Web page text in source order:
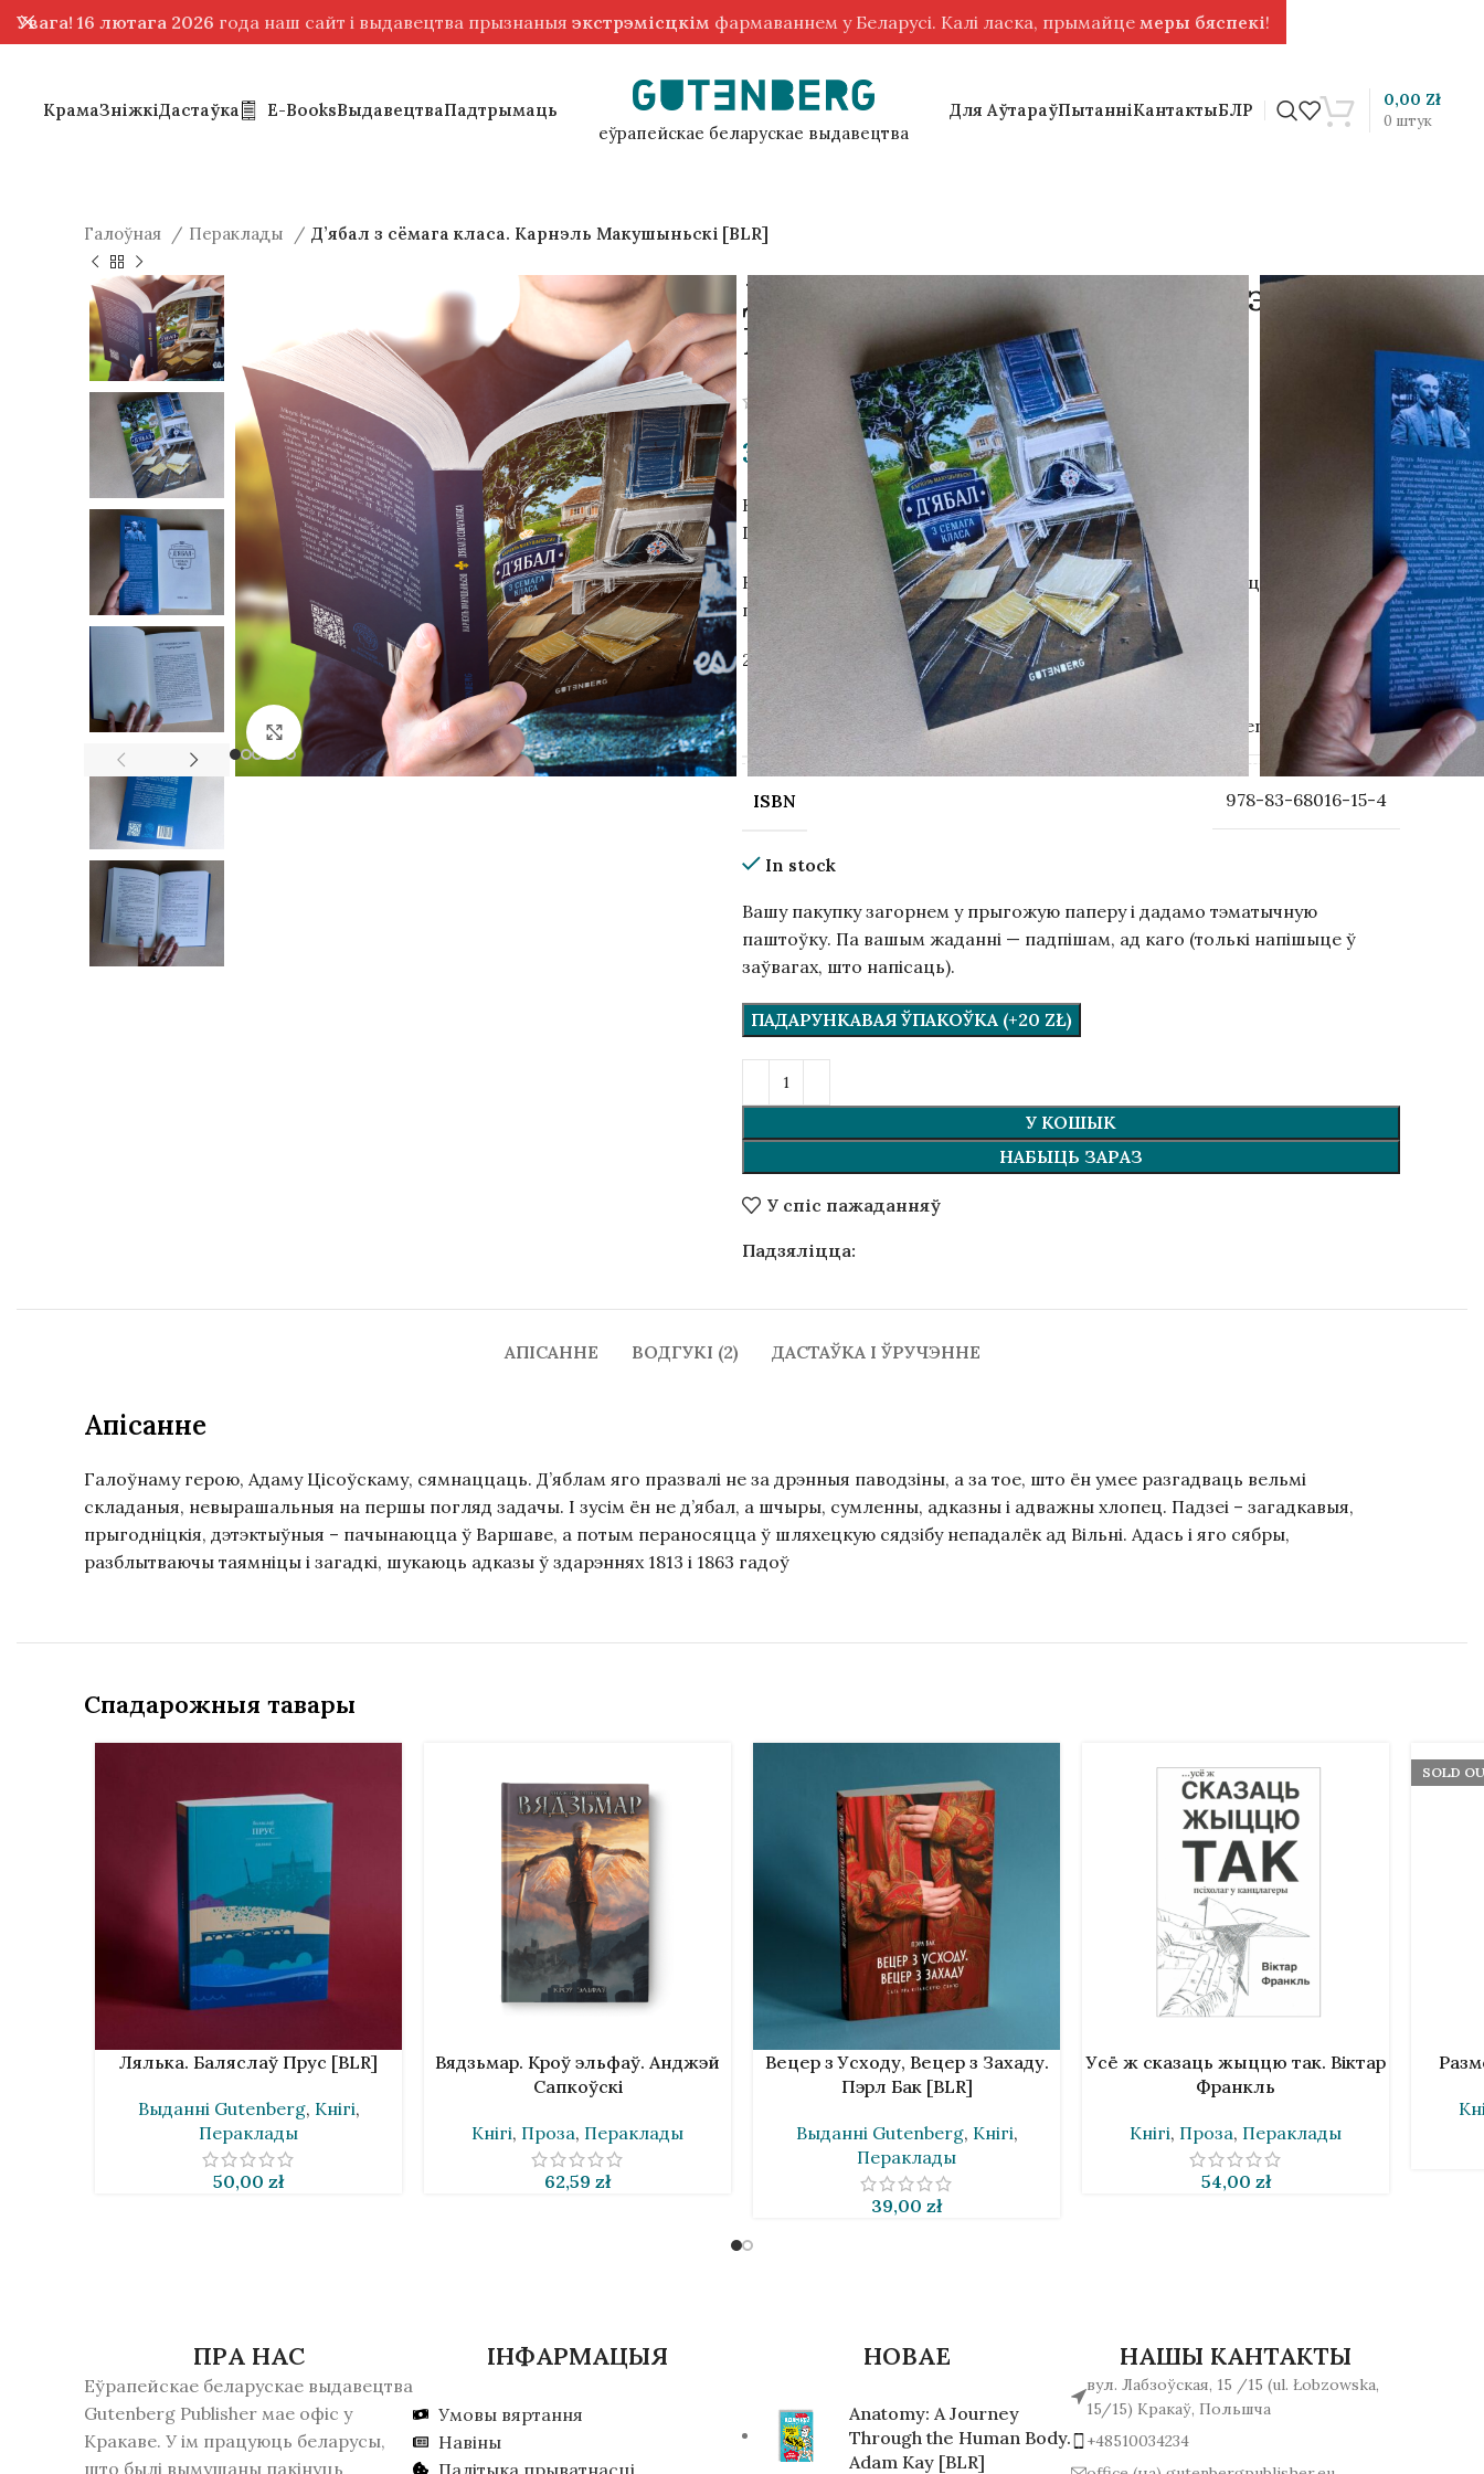
КрамаЗніжкіДастаўка E-BooksВыдавецтваПадтрымаць
еўрапейскае беларускае выдавецтва
Для АўтараўПытанніКантактыБЛР
0 штук
0,00 Zł
Галоўная Пераклады Д’ябал з сёмага класа. Карнэль Макушыньскі [BLR]
Націсніце, каб павялічыць
Д’ябал з сёмага класа. Карнэль
Макушыньскі [BLR]
2customer reviews)
35,00
Кніга на беларускай мове.
Гістарычны дэтэктыў.
Кніга ўваходзіць у канон польскай літаратуры і вывучаецца ў 6-м класе
польскай школы.
288 с., мяккая вокладка, з клапанамі.
ВЫДАВЕЦТВА Gutenberg Publisher
ISBN 978-83-68016-15-4
In stock
Вашу пакупку загорнем у прыгожую паперу і дадамо тэматычную
паштоўку. Па вашым жаданні — падпішам, ад каго (толькі напішыце ў
заўвагах, што напісаць).
ПАДАРУНКАВАЯ ЎПАКОЎКА (+20 ZŁ)
У КОШЫК
НАБЫЦЬ ЗАРАЗ
У спіс пажаданняў
Падзяліцца:
АПІСАННЕ ВОДГУКІ (2) ДАСТАЎКА І ЎРУЧЭННЕ
Апісанне
Галоўнаму герою, Адаму Цісоўскаму, сямнаццаць. Д’яблам яго празвалі не за дрэнныя паводзіны, а за тое, што ён умее разгадваць вельмі
складаныя, невырашальныя на першы погляд задачы. І зусім ён не д’ябал, а шчыры, сумленны, адказны і адважны хлопец. Падзеі – загадкавыя,
прыгодніцкія, дэтэктыўныя – пачынаюцца ў Варшаве, а потым пераносяцца ў шляхецкую сядзібу непадалёк ад Вільні. Адась і яго сябры,
разблытваючы таямніцы і загадкі, шукаюць адказы ў здарэннях 1813 і 1863 гадоў
Спадарожныя тавары
У КОШЫК
Лялька. Баляслаў Прус [BLR]
Выданнi Gutenberg, Кнігі,
Пераклады
50,00 zł
У КОШЫК
Вядзьмар. Кроў эльфаў. Анджэй
Сапкоўскі
Кнігі, Проза, Пераклады
62,59 zł
У КОШЫК
Вецер з Усходу, Вецер з Захаду.
Пэрл Бак [BLR]
Выданнi Gutenberg, Кнігі,
Пераклады
39,00 zł
У КОШЫК
Усё ж сказаць жыццю так. Віктар
Франкль
Кнігі, Проза, Пераклады
54,00 zł
SOLD
ПРА НАС
Еўрапейскае беларускае выдавецтва
Gutenberg Publisher мае офіс у
Кракаве. У ім працуюць беларусы,
што былі вымушаны пакінуць
ІНФАРМАЦЫЯ
Умовы вяртання
Навіны
Палітыка прыватнасці
НОВАЕ
Anatomy: A Journey
Through the Human Body.
Adam Kay [BLR]
НАШЫ КАНТАКТЫ
вул. Лабзоўская, 15 /15 (ul. Łobzowska,
15/15) Кракаў, Польшча
+48510034234
Увага! 16 лютага 2026 года наш сайт і выдавецтва прызнаныя экстрэмісцкім фармаваннем у Беларусі. Калі ласка, прымайце меры бяспекі!